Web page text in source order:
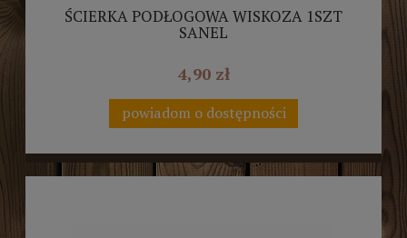
ŚCIERKA PODŁOGOWA WISKOZA 1SZT
SANEL
4,90 zł
powiadom o dostępności